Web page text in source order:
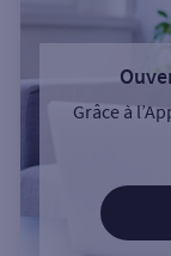
Grâce à